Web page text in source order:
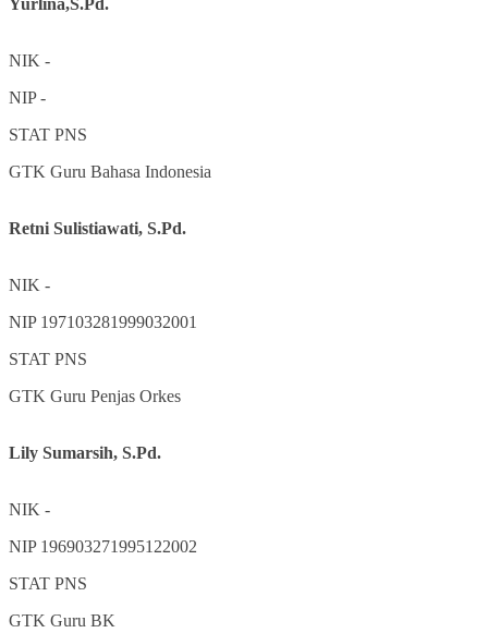
NIK -
NIP-
STAT PNS
GTK Guru Bahasa Indonesia
Retni Sulistiawati, S.Pd.
NIK -
NIP 197103281999032001
STAT PNS
GTK Guru Penjas Orkes
Lily Sumarsih, S.Pd.
NIK -
NIP 196903271995122002
STAT PNS
GTK Guru BK